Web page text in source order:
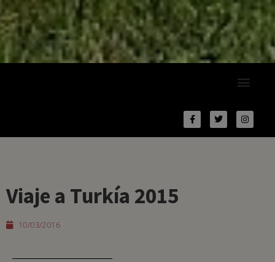
Viaje a Turkía 2015
10/03/2016